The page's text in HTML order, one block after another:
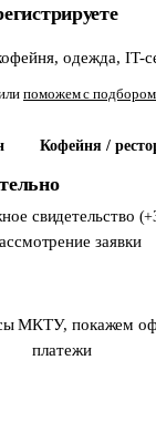
по описанию
поможем с
Кофейня /
свидетельство
заявки
МКТУ, покажем
платежи